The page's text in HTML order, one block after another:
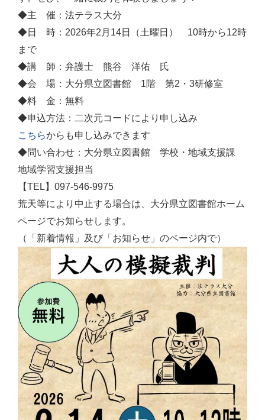
◆主 催：法テラス大分
◆日 時：2026年2月14日（土曜日） 10時から12時
まで
◆講 師：弁護士 熊谷 洋佑 氏
◆会 場：大分県立図書館 1階 第2・3研修室
◆料 金：無料
◆申込方法：二次元コードにより申し込み
こちらからも申し込みできます
◆問い合わせ：大分県立図書館 学校・地域支援課
地域学習支援担当
【TEL】097-546-9975
荒天等により中止する場合は、大分県立図書館ホーム
ページでお知らせします。
（「新着情報」及び「お知らせ」のページ内で）